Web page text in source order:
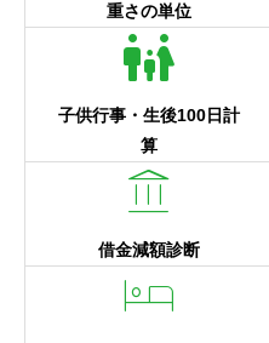
重さの単位
family_restroom
子供行事・生後100日計
算
account_balance
借金減額診断
hotel